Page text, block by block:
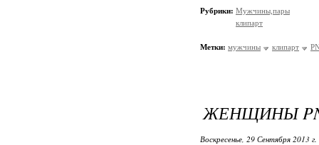
Рубрики: Мужчины,пары
клипарт
Метки: мужчины клипарт
ЖЕНЩИНЫ
Воскресенье, 29 Сентября 2013